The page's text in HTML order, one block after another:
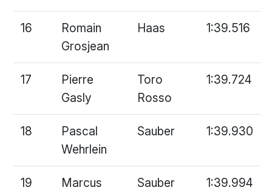
16
Romain
Grosjean
Haas 1:39.516
17
Pierre
Gasly
Toro
Rosso
1:39.724
18
Pascal
Wehrlein
Sauber 1:39.930
19
Marcus
Sauber 1:39.994